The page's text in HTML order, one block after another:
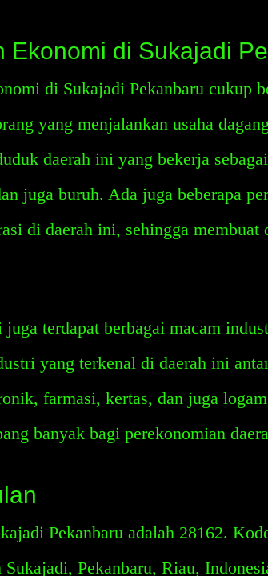
Ekonomi di Sukajadi
di Sukajadi Pekanbaru cukup
yang menjalankan usaha
daerah ini yang bekerja
juga buruh. Ada juga beberapa
di daerah ini, sehingga membuat
terdapat berbagai macam
yang terkenal di daerah ini
farmasi, kertas, dan juga
banyak bagi perekonomian
Pekanbaru adalah 28162.
Sukajadi, Pekanbaru, Riau,